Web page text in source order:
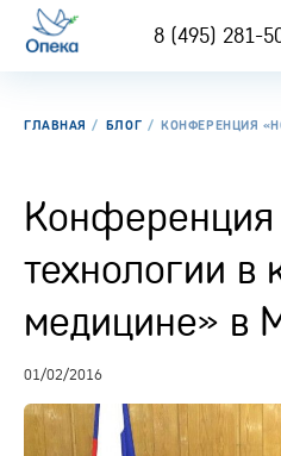
8 (495) 281-
ГЛАВНАЯ БЛОГ КОНФЕРЕНЦИЯ
технологии в
медицине» в
01/02/2016